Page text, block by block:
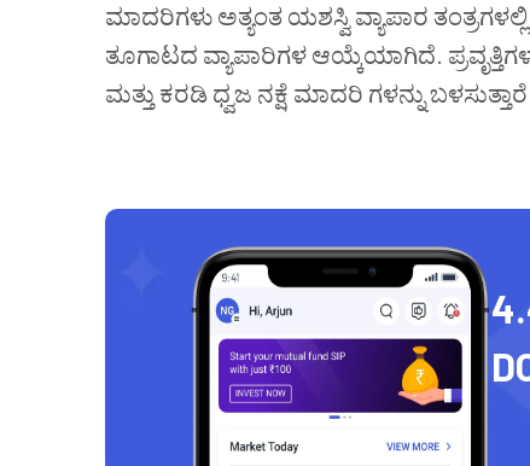
ಮಾದರಿಗಳು ಅತ್ಯಂತ ಯಶಸ್ವಿ ವ್ಯಾಪಾರ
ತೂಗಾಟದ ವ್ಯಾಪಾರಿಗಳ ಆಯ್ಕೆಯಾಗಿದೆ.
ಮತ್ತು ಕರಡಿ ಧ್ವಜ ನಕ್ಷೆ ಮಾದರಿ ಗಳನ್ನು